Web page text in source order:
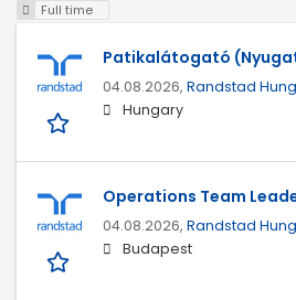
Full time
Patikalátogató
04.08.2026, Randstad
Hungary
Operations Team
04.08.2026, Randstad
Budapest